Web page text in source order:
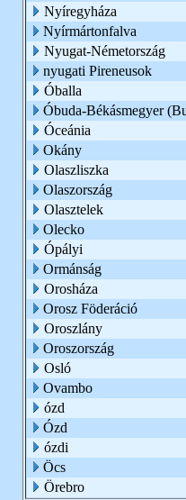
Nyíregyháza
Nyírmártonfalva
Nyugat-Németország
nyugati Pireneusok
Óballa
Óbuda-Békásmegyer
Óceánia
Okány
Olaszliszka
Olaszország
Olasztelek
Olecko
Ópályi
Ormánság
Orosháza
Orosz Föderáció
Oroszlány
Oroszország
Osló
Ovambo
ózd
Ózd
ózdi
Öcs
Örebro